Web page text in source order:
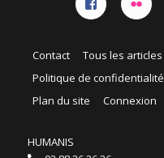
Contact Tous les articles
Politique de confidentialité
Plan du site
Connexion
HUMANIS